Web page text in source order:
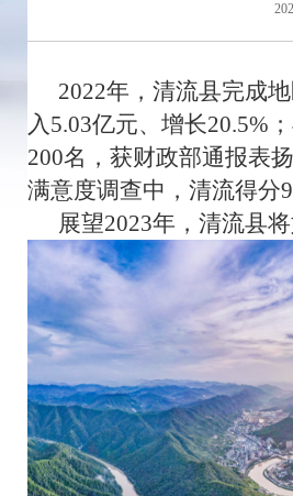
2022年，清流县完成
入5.03亿元、增长20.5%
200名，获财政部通报表
满意度调查中，清流得分
展望2023年，清流县